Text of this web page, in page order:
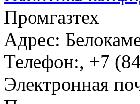
Промгазтех
Адрес:
Телефон:, +7
Электронная